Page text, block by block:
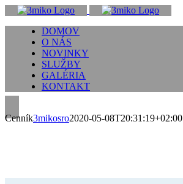
Skip
content
DOMOV
O NÁS
NOVINKY
SLUŽBY
GALÉRIA
KONTAKT
Cenník3mikosro2020-05-08T20:31:19+02:00